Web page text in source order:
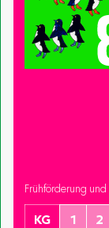
Frühförderung
KG 1 2